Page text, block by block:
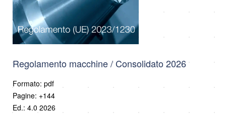
Regolamento macchine / Consolidato 2026
Formato: pdf
Pagine: +144
Ed.: 4.0 2026